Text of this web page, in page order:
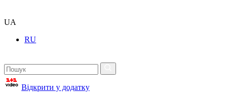
UA
RU
Відкрити у додатку